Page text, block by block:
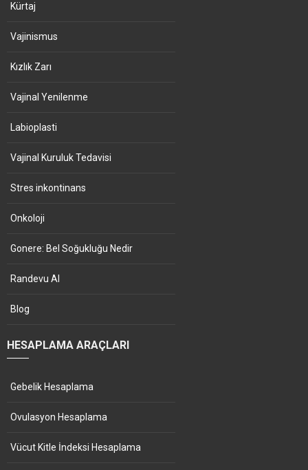
Kürtaj
Vajinismus
Kızlık Zarı
Vajinal Yenilenme
Labioplasti
Vajinal Kuruluk Tedavisi
Stres inkontinans
Onkoloji
Gonere: Bel Soğukluğu Nedir
Randevu Al
Blog
HESAPLAMA ARAÇLARI
Gebelik Hesaplama
Ovulasyon Hesaplama
Vücut Kitle İndeksi Hesaplama